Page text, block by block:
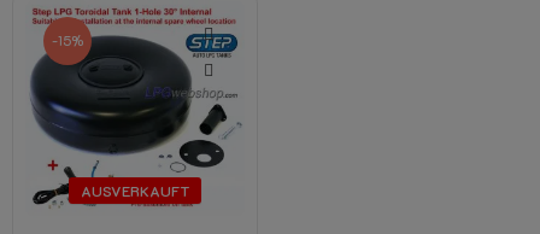
AUSVERKAUFT
-15%